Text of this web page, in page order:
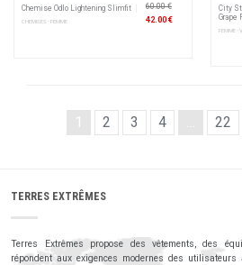
Chemise Odlo Lightening Slimfit
CHEMISES • FEMME
60.00 €
42.00 €
City
Grape
FEMME •
1 2 3 4 … 22
TERRES EXTRÊMES
Terres Extrêmes propose des vêtements, des
répondent aux exigences modernes des